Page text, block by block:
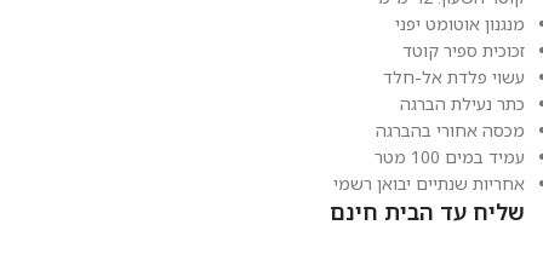
מנגנון אוטומט יפני
זכוכית ספיר קוטד
עשוי פלדת אל-חלד
כתר נעילת הברגה
מכסה אחורי בהברגה
עמיד במים 100 מטר
אחריות שנתיים יבואן רשמי
שליח עד הבית חינם